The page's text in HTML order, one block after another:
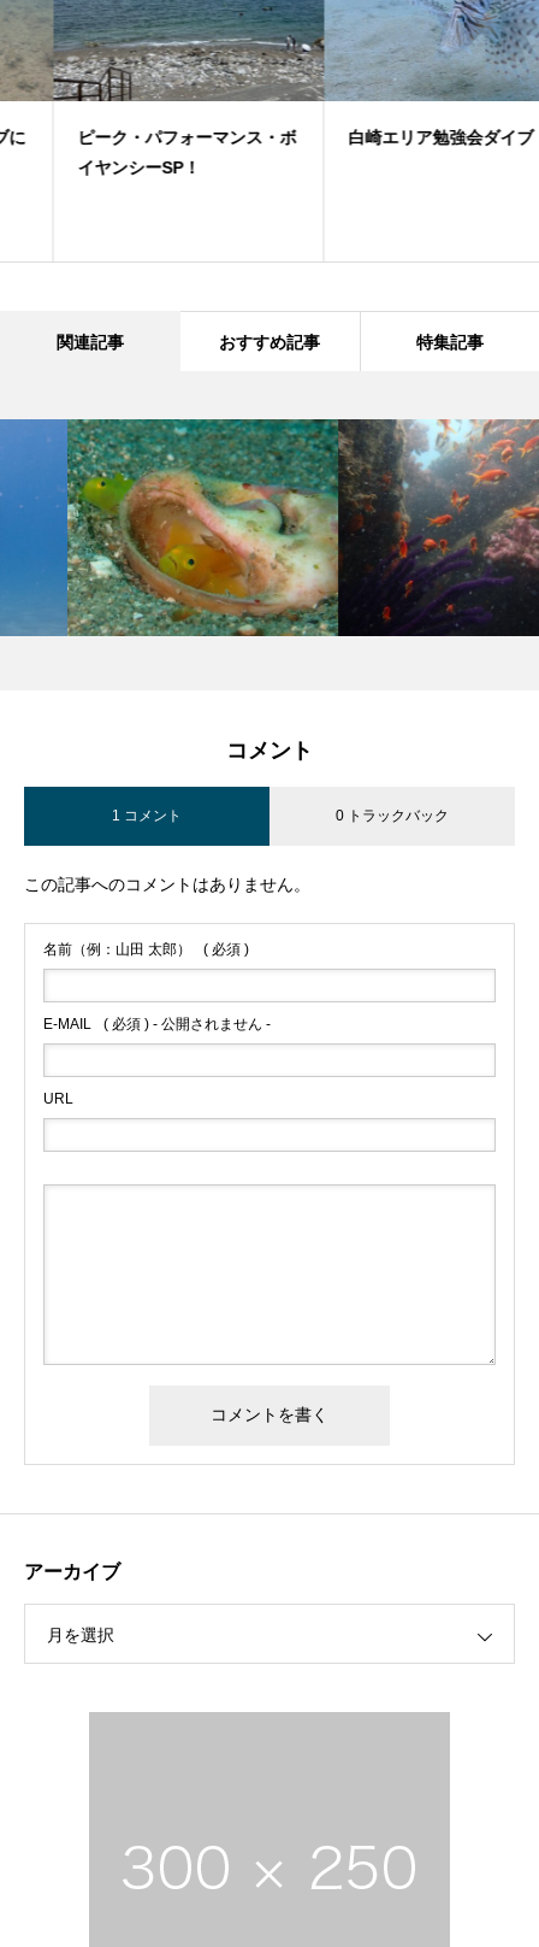
ピーク・パフォーマンス・ボ
イヤンシーSP！
白崎エリア勉強会ダイブ！
関連記事 おすすめ記事 特集記事
コメント
1 コメント 0 トラックバック
この記事へのコメントはありません。
名前（例：山田 太郎） ( 必須 )
E-MAIL ( 必須 ) - 公開されません -
URL
アーカイブ
月を選択